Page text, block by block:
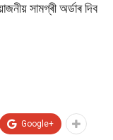
সামগ্ৰী অৰ্ডাৰ দিব
Google+